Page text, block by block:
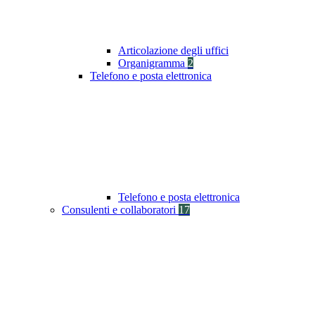
Articolazione degli uffici
Organigramma 2
Telefono e posta elettronica
Telefono e posta elettronica
Consulenti e collaboratori 17